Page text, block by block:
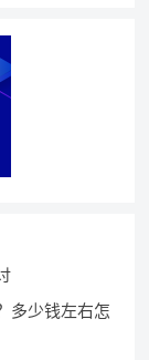
多少钱左右怎